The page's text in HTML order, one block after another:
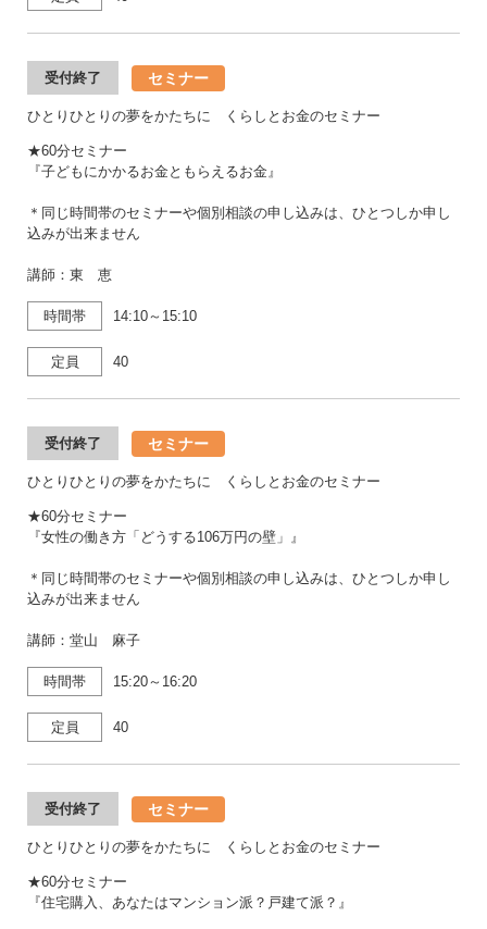
受付終了 セミナー
ひとりひとりの夢をかたちに くらしとお金のセミナー
★60分セミナー
『子どもにかかるお金ともらえるお金』
＊同じ時間帯のセミナーや個別相談の申し込みは、ひとつしか申し
込みが出来ません
講師：東 恵
時間帯 14:10～15:10
定員 40
受付終了 セミナー
ひとりひとりの夢をかたちに くらしとお金のセミナー
★60分セミナー
『女性の働き方「どうする106万円の壁」』
＊同じ時間帯のセミナーや個別相談の申し込みは、ひとつしか申し
込みが出来ません
講師：堂山 麻子
時間帯 15:20～16:20
定員 40
受付終了 セミナー
ひとりひとりの夢をかたちに くらしとお金のセミナー
★60分セミナー
『住宅購入、あなたはマンション派？戸建て派？』